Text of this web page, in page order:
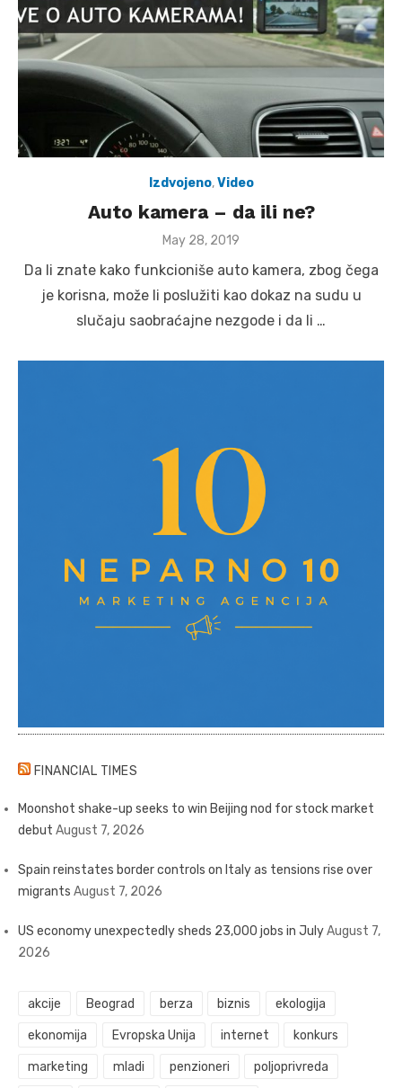
Izdvojeno,Video
Auto kamera – da ili ne?
Posted
May 28, 2019
Da li znate kako funkcioniše auto kamera, zbog čega
je korisna, može li poslužiti kao dokaz na sudu u
slučaju saobraćajne nezgode i da li …
FINANCIAL TIMES
Moonshot shake-up seeks to win Beijing nod for stock market
debut August 7, 2026
Spain reinstates border controls on Italy as tensions rise over
migrants August 7, 2026
US economy unexpectedly sheds 23,000 jobs in JulyAugust 7,
2026
akcije Beograd berza biznis ekologija
ekonomija Evropska Unija internet konkurs
marketing mladi penzioneri poljoprivreda